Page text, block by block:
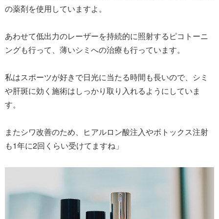
の薬剤を使用していますよ。
あわせて低出力のレーザーを持続的に照射するピコトーニ
ングも行って、薄いシミへの治療も行っています。
私はスポーツが好きで日光に当たる時間も長いので、シミ
や肝斑に効く施術はしっかり取り入れるようにしていま
す。
またシワ改善のため、ヒアルロン酸注入やボトックス注射
も1年に2回くらい受けてますね」